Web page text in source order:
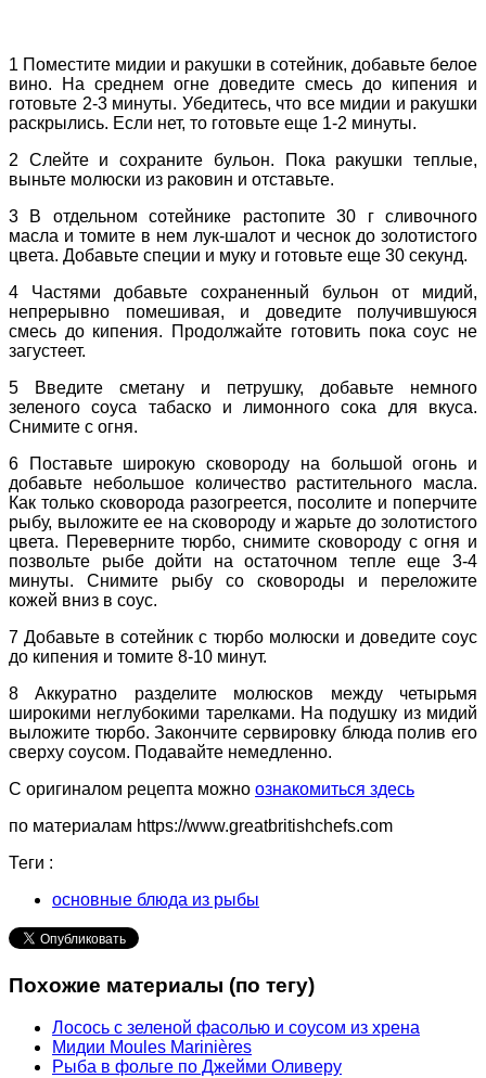
1 Поместите мидии и ракушки в сотейник, добавьте белое
вино. На среднем огне доведите смесь до кипения и
готовьте 2-3 минуты. Убедитесь, что все мидии и ракушки
раскрылись. Если нет, то готовьте еще 1-2 минуты.
2 Слейте и сохраните бульон. Пока ракушки теплые,
выньте молюски из раковин и отставьте.
3 В отдельном сотейнике растопите 30 г сливочного
масла и томите в нем лук-шалот и чеснок до золотистого
цвета. Добавьте специи и муку и готовьте еще 30 секунд.
4 Частями добавьте сохраненный бульон от мидий,
непрерывно помешивая, и доведите получившуюся
смесь до кипения. Продолжайте готовить пока соус не
загустеет.
5 Введите сметану и петрушку, добавьте немного
зеленого соуса табаско и лимонного сока для вкуса.
Снимите с огня.
6 Поставьте широкую сковороду на большой огонь и
добавьте небольшое количество растительного масла.
Как только сковорода разогреется, посолите и поперчите
рыбу, выложите ее на сковороду и жарьте до золотистого
цвета. Переверните тюрбо, снимите сковороду с огня и
позвольте рыбе дойти на остаточном тепле еще 3-4
минуты. Снимите рыбу со сковороды и переложите
кожей вниз в соус.
7 Добавьте в сотейник с тюрбо молюски и доведите соус
до кипения и томите 8-10 минут.
8 Аккуратно разделите молюсков между четырьмя
широкими неглубокими тарелками. На подушку из мидий
выложите тюрбо. Закончите сервировку блюда полив его
сверху соусом. Подавайте немедленно.
С оригиналом рецепта можно ознакомиться здесь
по материалам https://www.greatbritishchefs.com
Теги :
основные блюда из рыбы
Похожие материалы (по тегу)
Лосось с зеленой фасолью и соусом из хрена
Мидии Moules Marinières
Рыба в фольге по Джейми Оливеру